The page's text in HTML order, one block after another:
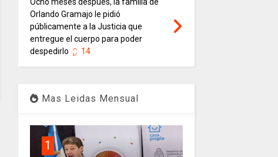
Ocho meses después, la familia de
Orlando Gramajo le pidió
públicamente a la Justicia que
entregue el cuerpo para poder
despedirlo
14
Mas Leidas Mensual
1